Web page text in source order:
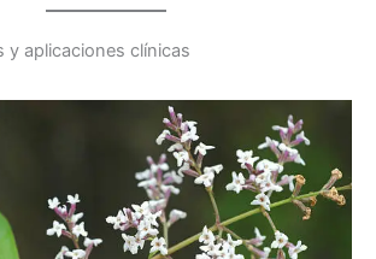
y aplicaciones clínicas